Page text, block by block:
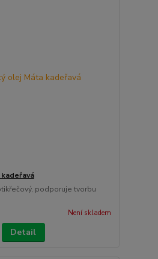
podporuje tvorbu
Není skladem
Detail